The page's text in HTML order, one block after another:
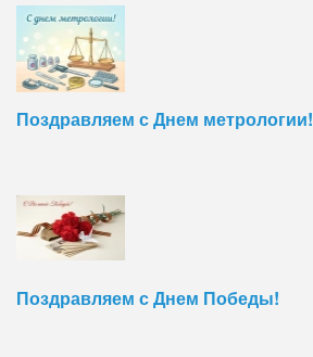
Поздравляем с Днем метрологии!
Поздравляем с Днем Победы!